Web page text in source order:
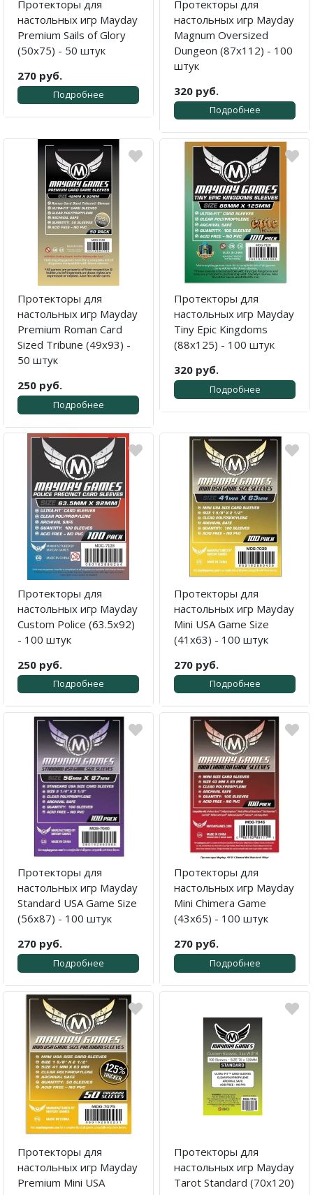
Протекторы для
настольных игр Mayday
Premium Sails of Glory
(50x75) - 50 штук
270 руб.
Подробнее
Протекторы для
настольных игр Mayday
Magnum Oversized
Dungeon (87x112) - 100
штук
320 руб.
Подробнее
Протекторы для
настольных игр Mayday
Premium Roman Card
Sized Tribune (49x93) -
50 штук
250 руб.
Подробнее
Протекторы для
настольных игр Mayday
Tiny Epic Kingdoms
(88x125) - 100 штук
320 руб.
Подробнее
Протекторы для
настольных игр Mayday
Custom Police (63.5х92)
- 100 штук
250 руб.
Подробнее
Протекторы для
настольных игр Mayday
Mini USA Game Size
(41x63) - 100 штук
270 руб.
Подробнее
Протекторы для
настольных игр Mayday
Standard USA Game Size
(56x87) - 100 штук
270 руб.
Подробнее
Протекторы для
настольных игр Mayday
Mini Chimera Game
(43x65) - 100 штук
270 руб.
Подробнее
Протекторы для
настольных игр Mayday
Premium Mini USA
Протекторы для
настольных игр Mayday
Tarot Standard (70х120)